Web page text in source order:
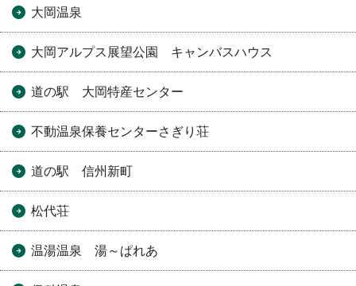
大岡温泉
大岡アルプス展望公園 キャンバスハウス
道の駅 大岡特産センター
不動温泉保養センターさぎり荘
道の駅 信州新町
松代荘
温湯温泉 湯～ぱれあ